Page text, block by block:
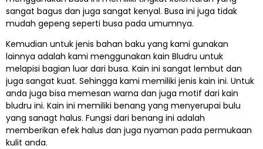
sangat bagus dan juga sangat kenyal. Busa ini juga tidak
mudah gepeng seperti busa pada umumnya.
Kemudian untuk jenis bahan baku yang kami gunakan
lainnya adalah kami menggunakan kain Bludru untuk
melapisi bagian luar dari busa. Kain ini sangat lembut dan
juga sangat kuat. Sehingga kami memiliki jenis kain ini. Untuk
anda juga bisa memesan warna dan juga motif dari kain
bludru ini. Kain ini memiliki benang yang menyerupai bulu
yang sanagt halus. Fungsi dari benang ini adalah
memberikan efek halus dan juga nyaman pada permukaan
kulit anda.